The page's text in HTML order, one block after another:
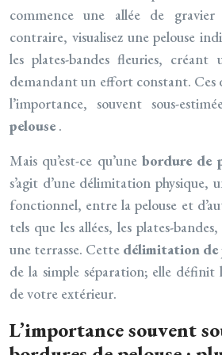
commence une allée de
contraire, visualisez une pelouse
les plates-bandes fleuries, créant
demandant un effort constant. Ces
l’importance, souvent sous-
pelouse .
Mais qu’est-ce qu’une bordure de
s’agit d’une délimitation physique,
fonctionnel, entre la pelouse et
tels que les allées, les plates-
une terrasse. Cette délimitation de
de la simple séparation; elle définit
de votre extérieur.
L’importance souvent